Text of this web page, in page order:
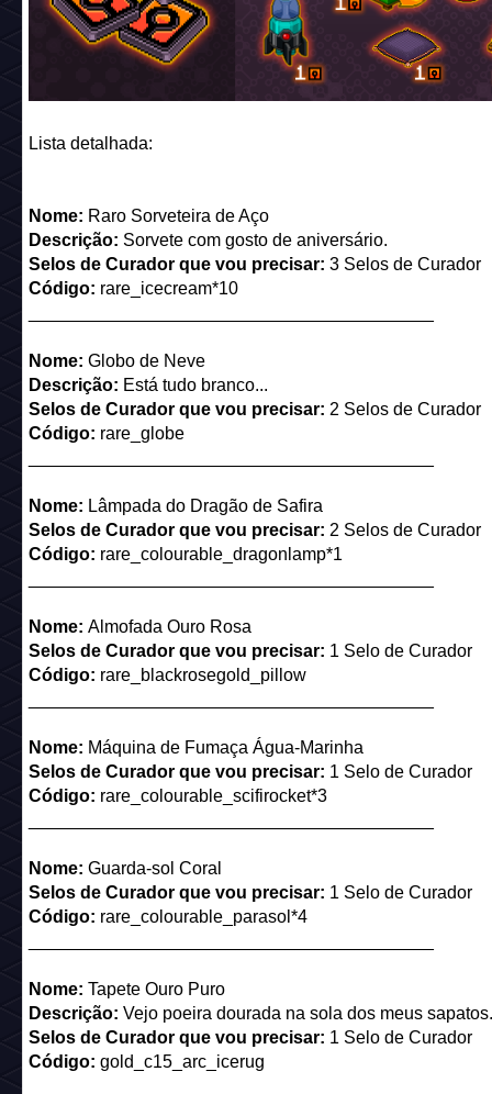
Lista detalhada:
Nome:Raro Sorveteira de Aço
Descrição:Sorvete com gosto de aniversário.
Selos de Curador que vou precisar:
Nome:Globo de Neve
Descrição:Está tudo branco...
_________________________________________
Nome:Lâmpada do Dragão de Safira
Selos de Curador que vou precisar:
Nome:Almofada Ouro Rosa
_________________________________________
Nome:Máquina de Fumaça Água-Marinha
Selos de Curador que vou precisar: 1 Selo de Curador
Código: rare_colourable_scifirocket*3